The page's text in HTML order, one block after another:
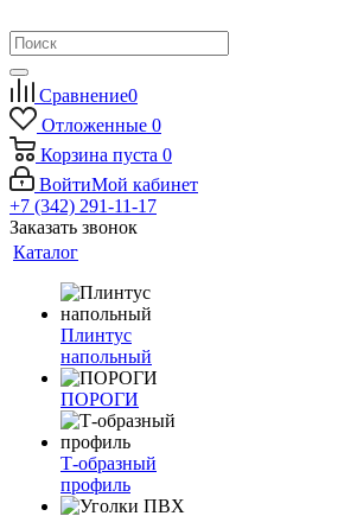
Сравнение0
Отложенные 0
Корзина пуста 0
ВойтиМой кабинет
+7 (342) 291-11-17
Заказать звонок
Каталог
Плинтус
напольный
ПОРОГИ
Т-образный
профиль